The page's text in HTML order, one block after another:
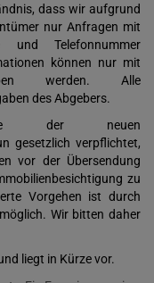
dass wir aufgrund
nur Anfragen mit
und Telefonnummer
können nur mit
werden. Alle
des Abgebers.
der neuen
gesetzlich verpflichtet,
vor der Übersendung
zu
Vorgehen ist durch
Wir bitten daher
liegt in Kürze vor.